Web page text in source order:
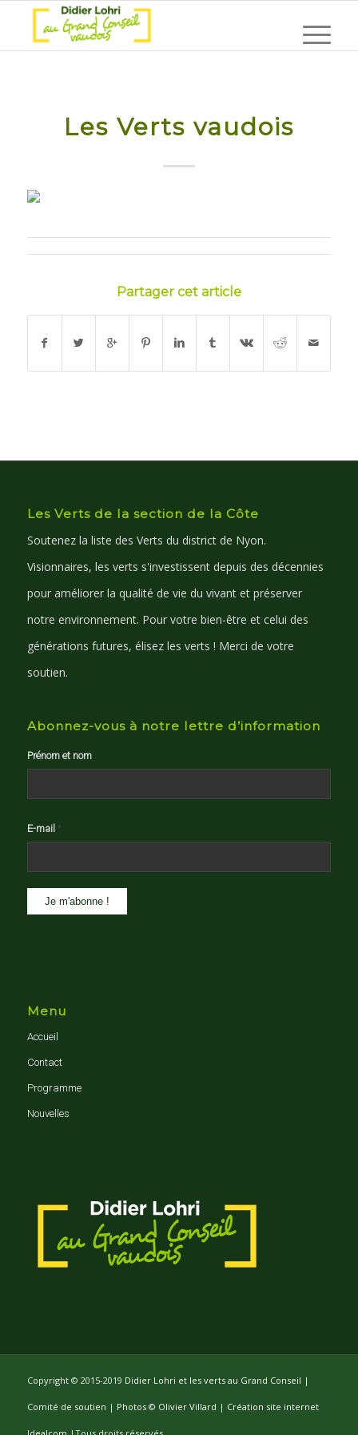
Les Verts vaudois
Partager cet article
Les Verts de la section de la Côte
Soutenez la liste des Verts du district de Nyon.
Visionnaires, les verts s'investissent depuis des décennies
pour améliorer la qualité de vie du vivant et préserver
notre environnement. Pour votre bien-être et celui des
générations futures, élisez les verts ! Merci de votre
soutien.
Abonnez-vous à notre lettre d’information
Prénom et nom
E-mail *
Menu
Accueil
Contact
Programme
Nouvelles
Copyright © 2015-2019 Didier Lohri et les verts au Grand Conseil |
Comité de soutien | Photos © Olivier Villard | Création site internet